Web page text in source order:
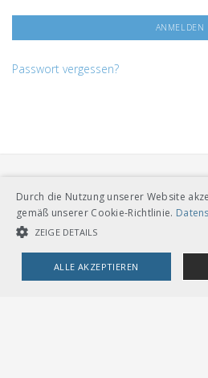
Passwort vergessen?
VERBAND ÖFFENTLICHER VERKEHR
Dählhölzliweg 12
CH-3005 Bern
Durch die Nutzung unserer Website
gemäß unserer Cookie-Richtlinie.
ZEIGE DETAILS
ALLE AKZEPTIEREN